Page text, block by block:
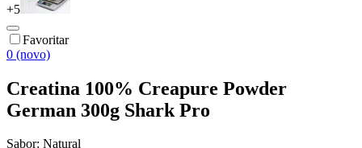
+5
Favoritar
0 (novo)
Creatina 100% Creapure Powder
German 300g Shark Pro
Sabor: Natural